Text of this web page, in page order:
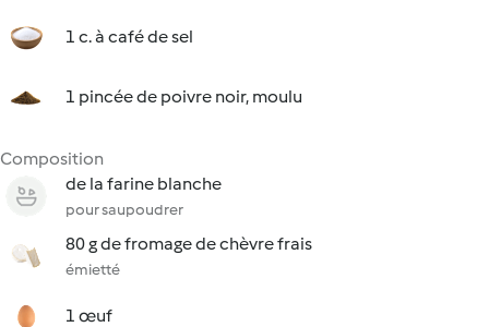
1 c. à café de sel
1 pincée de poivre noir, moulu
Composition
de la farine blanche
pour saupoudrer
80 g de fromage de chèvre frais
émietté
1 œuf